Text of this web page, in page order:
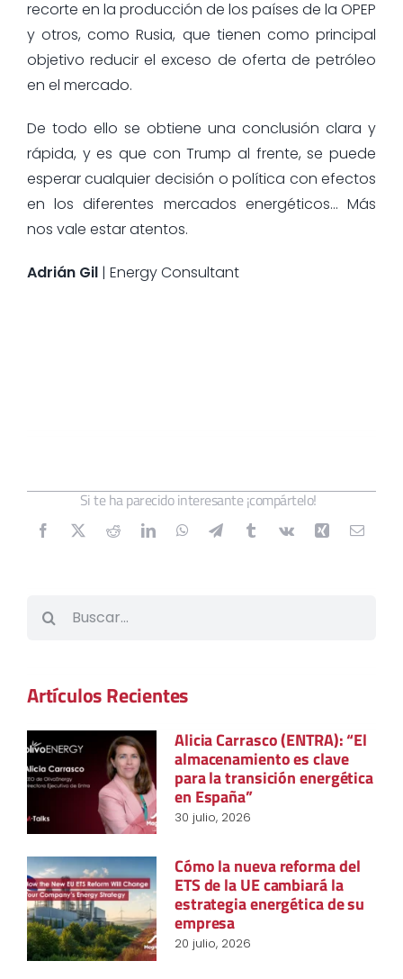
recorte en la producción de los países de la OPEP
y otros, como Rusia, que tienen como principal
objetivo reducir el exceso de oferta de petróleo
en el mercado.
De todo ello se obtiene una conclusión clara y
rápida, y es que con Trump al frente, se puede
esperar cualquier decisión o política con efectos
en los diferentes mercados energéticos… Más
nos vale estar atentos.
Adrián Gil | Energy Consultant
Si te ha parecido interesante ¡compártelo!
Artículos Recientes
Alicia Carrasco (ENTRA): “El
almacenamiento es clave
para la transición energética
en España”
30 julio, 2026
Cómo la nueva reforma del
ETS de la UE cambiará la
estrategia energética de su
empresa
20 julio, 2026